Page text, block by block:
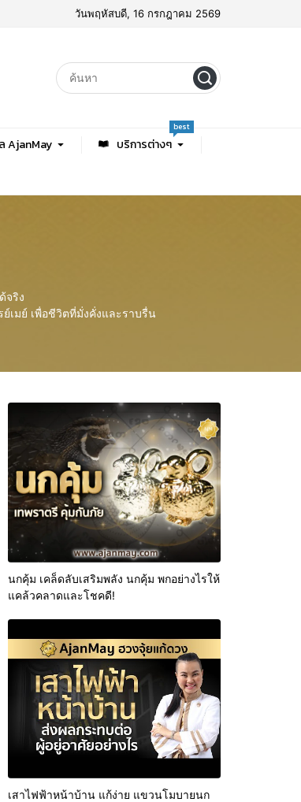
วันพฤหัสบดี, 16 กรกฎาคม 2569
AjanMay บริการต่างๆ
best
จริง
เมย์ เพื่อชีวิตที่มั่งคั่งและราบรื่น
นกคุ้ม เคล็ดลับเสริมพลัง นกคุ้ม พกอย่างไรให้
แคล้วคลาดและโชคดี!
เสาไฟฟ้าหน้าบ้าน แก้ง่าย แขวนโมบายนก